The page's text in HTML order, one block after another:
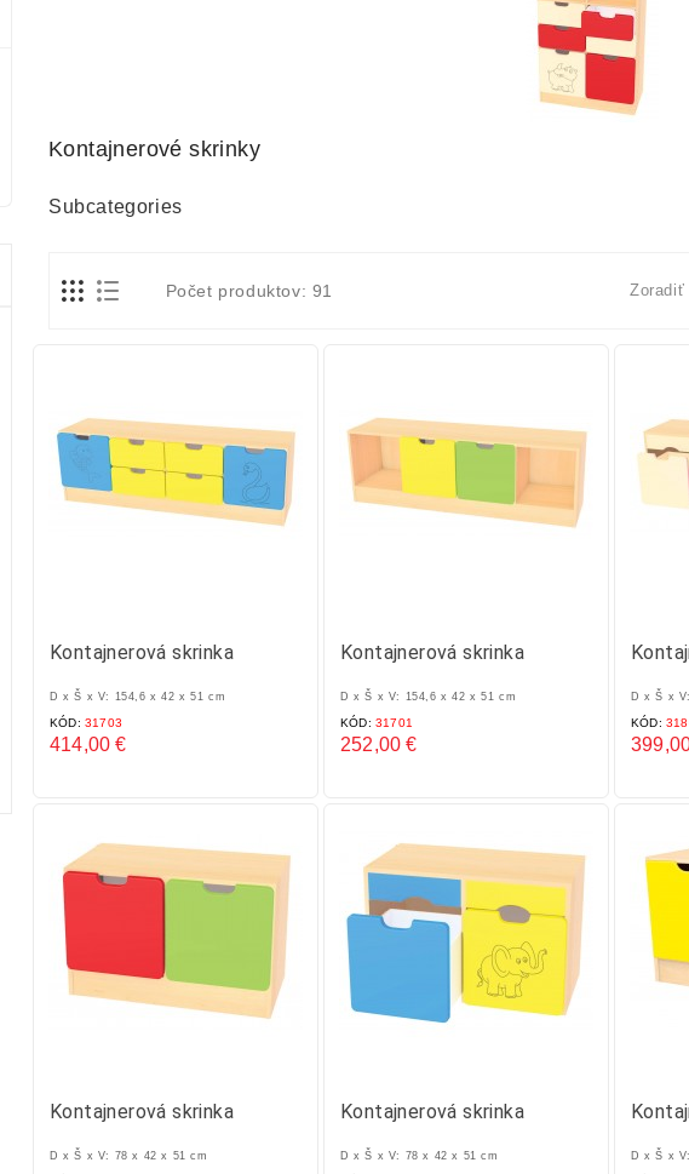
Základná
PTA1001
Základná
cena
Cena
cena
Cena
Kontajnerové skrinky
Subcategories
Počet produktov: 91 Zoradiť
Kontajnerová skrinka
D x Š x V: 154,6 x 42 x 51 cm
KÓD: 31703
414,00 €
Kontajnerová skrinka
D x Š x V: 154,6 x 42 x 51 cm
KÓD: 31701
252,00 €
D x Š x
KÓD:
Kontajnerová skrinka
D x Š x V: 78 x 42 x 51 cm
Kontajnerová skrinka
D x Š x V: 78 x 42 x 51 cm D x Š x